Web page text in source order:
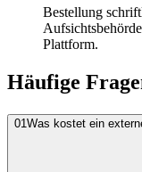
Bestellung
Plattform.
Häufige
01 Was kostet ein